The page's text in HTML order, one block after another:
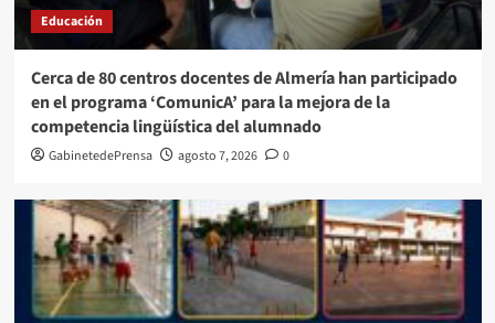
Educación
Cerca de 80 centros docentes de Almería han participado
en el programa ‘ComunicA’ para la mejora de la
competencia lingüística del alumnado
GabinetedePrensa agosto 7, 2026 0